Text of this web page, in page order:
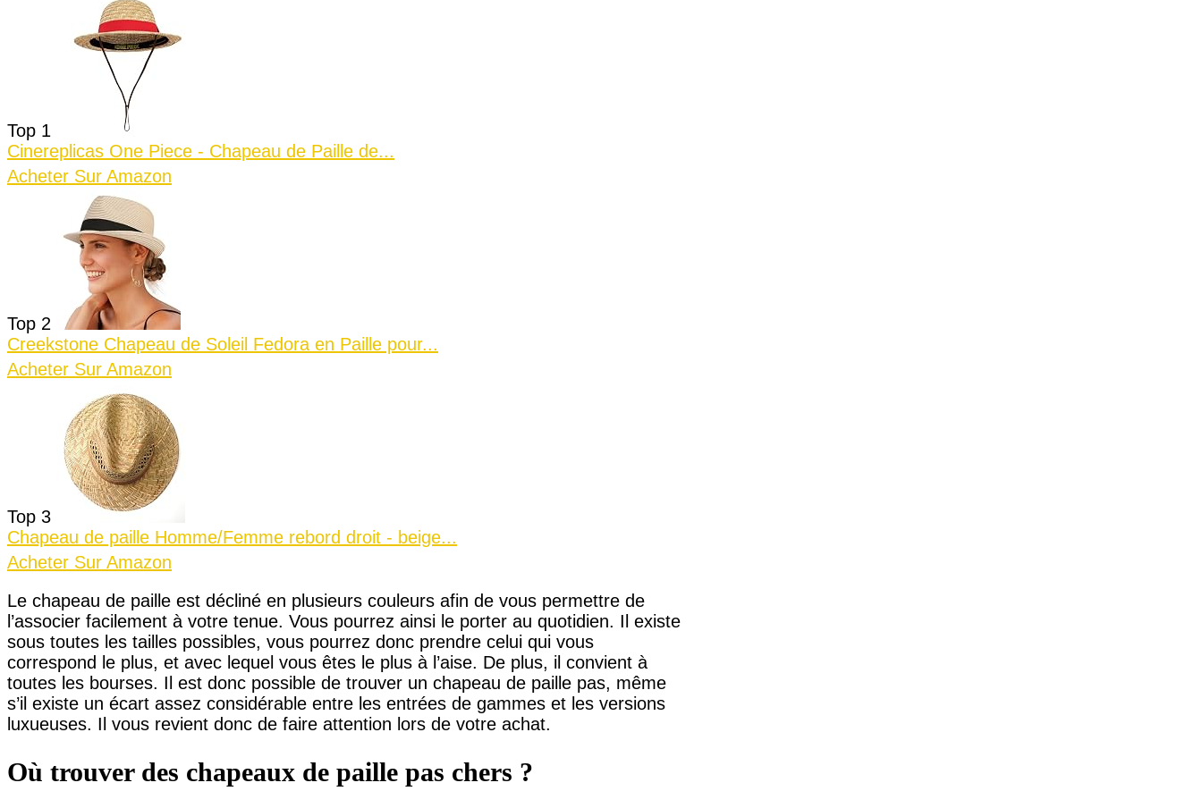
Top 1
Cinereplicas One Piece - Chapeau de Paille de...
Acheter Sur Amazon
Top 2
Creekstone Chapeau de Soleil Fedora en Paille pour...
Acheter Sur Amazon
Top 3
Chapeau de paille Homme/Femme rebord droit - beige...
Acheter Sur Amazon
Le chapeau de paille est décliné en plusieurs couleurs afin de vous permettre de
l’associer facilement à votre tenue. Vous pourrez ainsi le porter au quotidien. Il existe
sous toutes les tailles possibles, vous pourrez donc prendre celui qui vous
correspond le plus, et avec lequel vous êtes le plus à l’aise. De plus, il convient à
toutes les bourses. Il est donc possible de trouver un chapeau de paille pas, même
s’il existe un écart assez considérable entre les entrées de gammes et les versions
luxueuses. Il vous revient donc de faire attention lors de votre achat.
Où trouver des chapeaux de paille pas chers ?